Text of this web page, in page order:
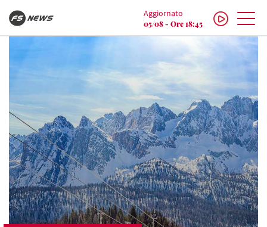
Aggiornato
05/08 - Ore 18:45